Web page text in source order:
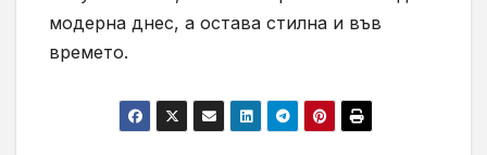
модерна днес, а остава стилна и във
времето.